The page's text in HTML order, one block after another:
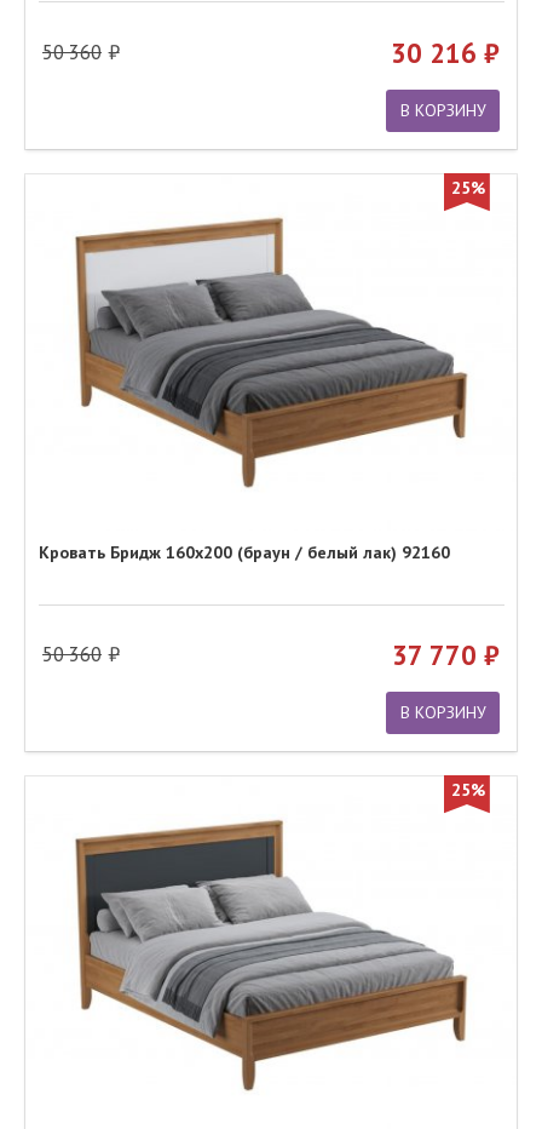
50 360 30 216
В КОРЗИНУ
25%
Кровать Бридж 160х200 (браун / белый лак) 92160
50 360 37 770
В КОРЗИНУ
25%